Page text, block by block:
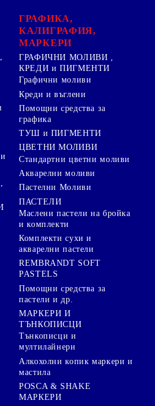
ГРАФИКА,
КАЛИГРАФИЯ,
МАРКЕРИ
ГРАФИЧНИ МОЛИВИ ,
КРЕДИ и ПИГМЕНТИ
Графични моливи
Креди и въглени
Помощни средства за
графика
ТУШ и ПИГМЕНТИ
ЦВЕТНИ МОЛИВИ
Стандартни цветни моливи
Акварелни моливи
Пастелни Моливи
ПАСТЕЛИ
Маслени пастели на бройка
и комплекти
Комплекти сухи и
акварелни пастели
REMBRANDT SOFT
PASTELS
Помощни средства за
пастели и др.
МАРКЕРИ И
ТЪНКОПИСЦИ
Тънкописци и
мултилайнери
Алкохолни копик маркери и
мастила
POSCA & SHAKE
МАРКЕРИ